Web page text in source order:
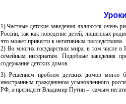
1) Частные детские заведения являются
России, так как поведение детей, лишенных
что может привести к негативным последствиям.
2) Во многих государствах мира, в том числе в
семейным интернатам. Подобные заведения
содержание детских домов.
3) Решением проблем детских домов могло
иностранным гражданином усыновленного
РФ, и президент Владимир Путин – самым